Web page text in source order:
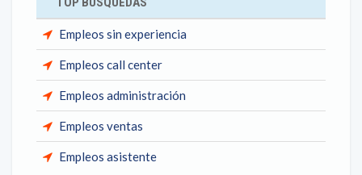
Empleos sin experiencia
Empleos call center
Empleos administración
Empleos ventas
Empleos asistente